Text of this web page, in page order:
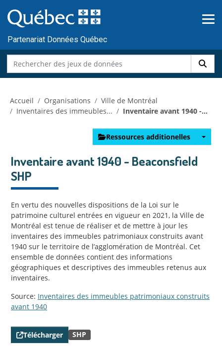
au
contenu
Partenariat Données Québec
Accueil Organisations
Ville de Montréal
Inventaires des immeubles...
Inventaire avant 1940 -...
Ressources additionelles
Inventaire avant 1940 - Beaconsfield
SHP
En vertu des nouvelles dispositions de la Loi sur le
patrimoine culturel entrées en vigueur en 2021, la Ville de
Montréal est tenue de réaliser et de mettre à jour les
inventaires des immeubles patrimoniaux construits avant
1940 sur le territoire de l’agglomération de Montréal. Cet
ensemble de données contient des informations
géographiques et descriptives des immeubles retenus aux
inventaires.
Source: Inventaires des immeubles patrimoniaux construits
avant 1940
Télécharger SHP